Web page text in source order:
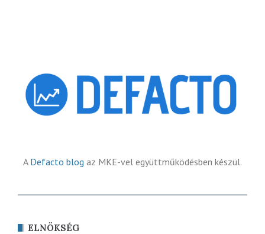
A Defacto blog az MKE-vel együttműködésben készül.
ELNÖKSÉG